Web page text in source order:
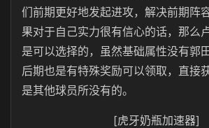
们前期更好地发起进攻，解决前期阵
果对于自己实力很有信心的话，那么
是可以选择的，虽然基础属性没有郭
后期也是有特殊奖励可以领取，直接
是其他球员所没有的。
[虎牙奶瓶加速器]